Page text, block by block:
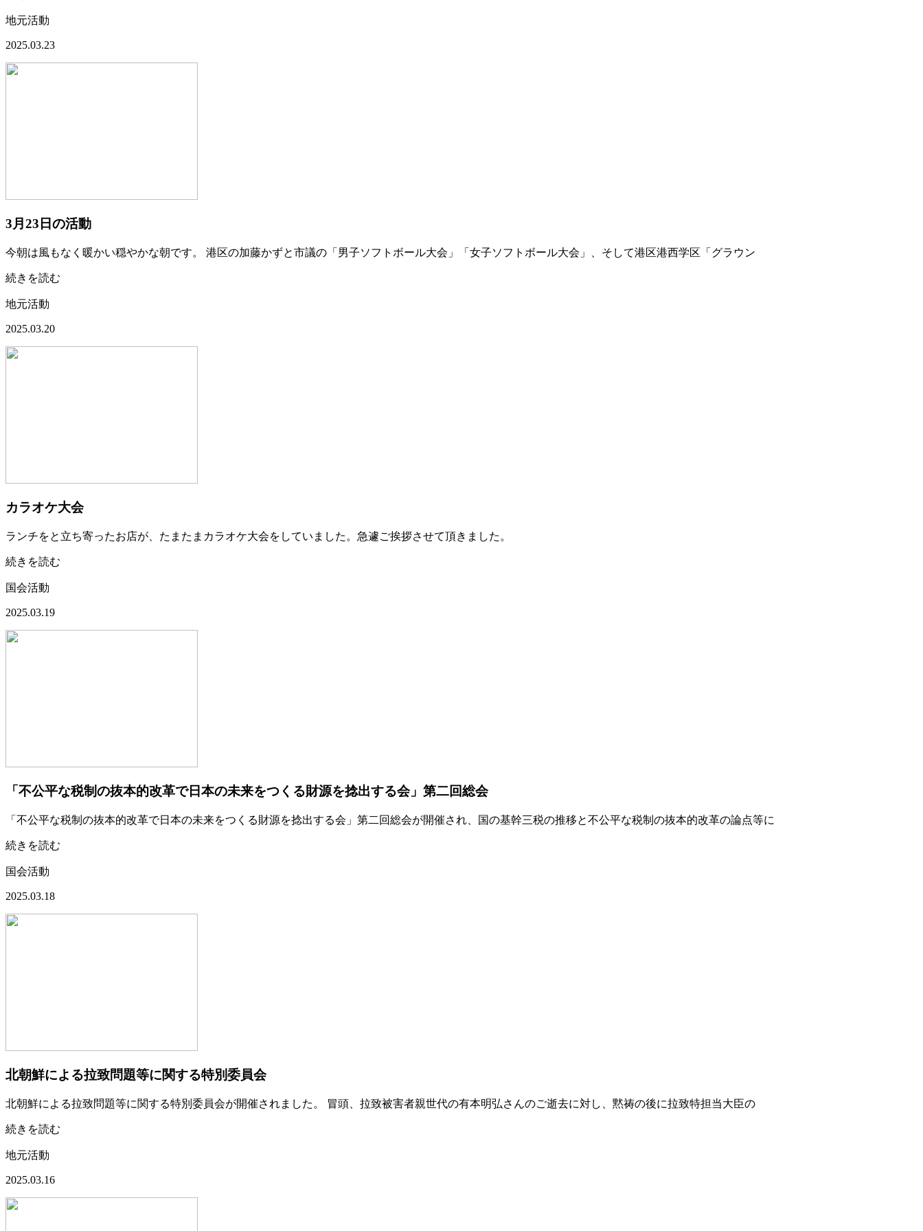
地元活動
2025.03.23
3月23日の活動
今朝は風もなく暖かい穏やかな朝です。 港区の加藤かずと市議の「男子ソフトボール大会」「女子ソフトボール大会」、そして港区港西学区「グラウン
続きを読む
地元活動
2025.03.20
カラオケ大会
ランチをと立ち寄ったお店が、たまたまカラオケ大会をしていました。急遽ご挨拶させて頂きました。
続きを読む
国会活動
2025.03.19
「不公平な税制の抜本的改革で日本の未来をつくる財源を捻出する会」第二回総会
「不公平な税制の抜本的改革で日本の未来をつくる財源を捻出する会」第二回総会が開催され、国の基幹三税の推移と不公平な税制の抜本的改革の論点等に
続きを読む
国会活動
2025.03.18
北朝鮮による拉致問題等に関する特別委員会
北朝鮮による拉致問題等に関する特別委員会が開催されました。 冒頭、拉致被害者親世代の有本明弘さんのご逝去に対し、黙祷の後に拉致特担当大臣の
続きを読む
地元活動
2025.03.16